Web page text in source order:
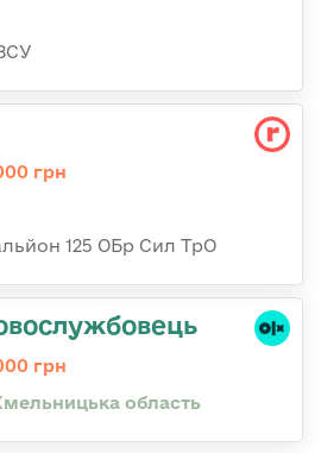
грн
125 ОБр Сил ТрО
грн
область